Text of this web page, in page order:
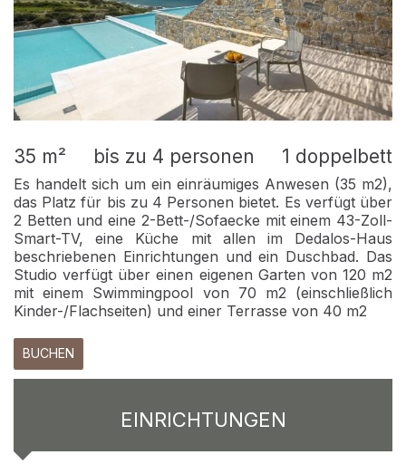
35 m² bis zu 4 personen 1 doppelbett
Es handelt sich um ein einräumiges Anwesen (35 m2),
das Platz für bis zu 4 Personen bietet. Es verfügt über
2 Betten und eine 2-Bett-/Sofaecke mit einem 43-Zoll-
Smart-TV, eine Küche mit allen im Dedalos-Haus
beschriebenen Einrichtungen und ein Duschbad. Das
Studio verfügt über einen eigenen Garten von 120 m2
mit einem Swimmingpool von 70 m2 (einschließlich
Kinder-/Flachseiten) und einer Terrasse von 40 m2
BUCHEN
EINRICHTUNGEN